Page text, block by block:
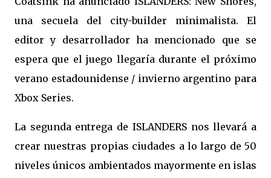
una secuela del city-builder minimalista. El
editor y desarrollador ha mencionado que se
espera que el juego llegaría durante el próximo
verano estadounidense / invierno argentino para
Xbox Series.
La segunda entrega de ISLANDERS nos llevará a
crear nuestras propias ciudades a lo largo de 50
niveles únicos ambientados mayormente en islas